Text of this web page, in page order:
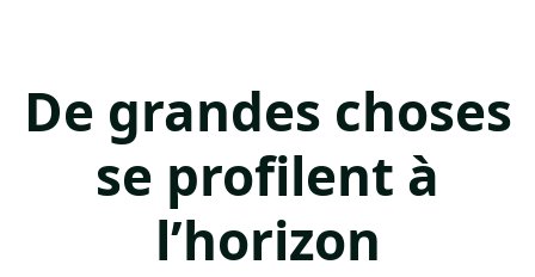
De grandes choses
se profilent à
l’horizon